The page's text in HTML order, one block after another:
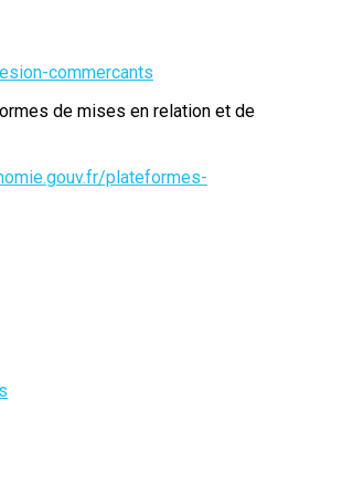
commercants
de mises en relation et de
plateformes-